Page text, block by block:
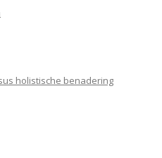
holistische benadering